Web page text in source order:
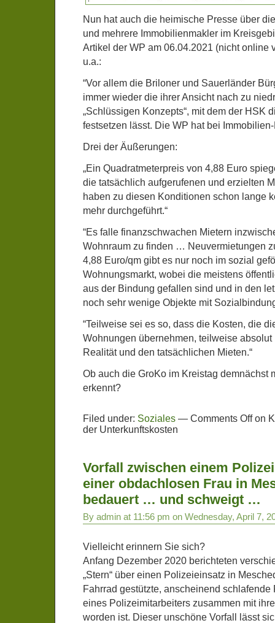
Nun hat auch die heimische Presse über
und mehrere Immobilienmakler im
Artikel der WP am 06.04.2021 (nicht online
u.a.:
“Vor allem die Briloner und Sauerländer
immer wieder die ihrer Ansicht nach zu
„Schlüssigen Konzepts“, mit dem der HSK
festsetzen lässt. Die WP hat bei
Drei der Äußerungen:
„Ein Quadratmeterpreis von 4,88 Euro
die tatsächlich aufgerufenen und erzielten
haben zu diesen Konditionen schon lange
mehr durchgeführt.“
“Es falle finanzschwachen Mietern
Wohnraum zu finden … Neuvermietungen
4,88 Euro/qm gibt es nur noch im sozial
Wohnungsmarkt, wobei die meistens
aus der Bindung gefallen sind und in den
noch sehr wenige Objekte mit
“Teilweise sei es so, dass die Kosten, die
Wohnungen übernehmen, teilweise
Realität und den tatsächlichen Mieten.“
Ob auch die GroKo im Kreistag demnächst
erkennt?
Filed under: Soziales — Comments Offon
der Unterkunftskosten
Vorfall zwischen einem
einer obdachlosen Frau in
bedauert … und schweigt …
By admin at 11:56 pm on Wednesday, April 7,
Vielleicht erinnern Sie sich?
Anfang Dezember 2020 berichteten
„Stern“ über einen Polizeieinsatz in
Fahrrad gestützte, anscheinend schlafende
eines Polizeimitarbeiters zusammen mit
worden ist. Dieser unschöne Vorfall lässt